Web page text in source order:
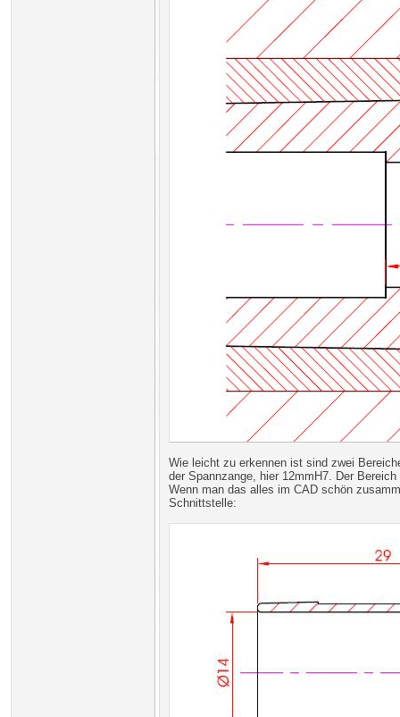
Wie leicht zu erkennen ist sind zwei
der Spannzange, hier 12mmH7. Der
Wenn man das alles im CAD schön
Schnittstelle: